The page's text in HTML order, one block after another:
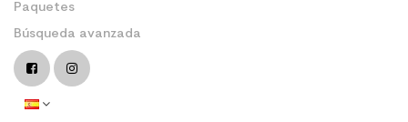
Paquetes
Búsqueda avanzada